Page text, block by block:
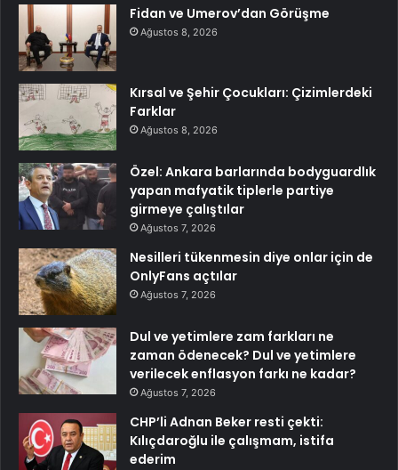
Fidan ve Umerov’dan Görüşme
Ağustos 8, 2026
Kırsal ve Şehir Çocukları: Çizimlerdeki
Farklar
Ağustos 8, 2026
Özel: Ankara barlarında bodyguardlık
yapan mafyatik tiplerle partiye
girmeye çalıştılar
Ağustos 7, 2026
Nesilleri tükenmesin diye onlar için de
OnlyFans açtılar
Ağustos 7, 2026
Dul ve yetimlere zam farkları ne
zaman ödenecek? Dul ve yetimlere
verilecek enflasyon farkı ne kadar?
Ağustos 7, 2026
CHP’li Adnan Beker resti çekti:
Kılıçdaroğlu ile çalışmam, istifa
ederim